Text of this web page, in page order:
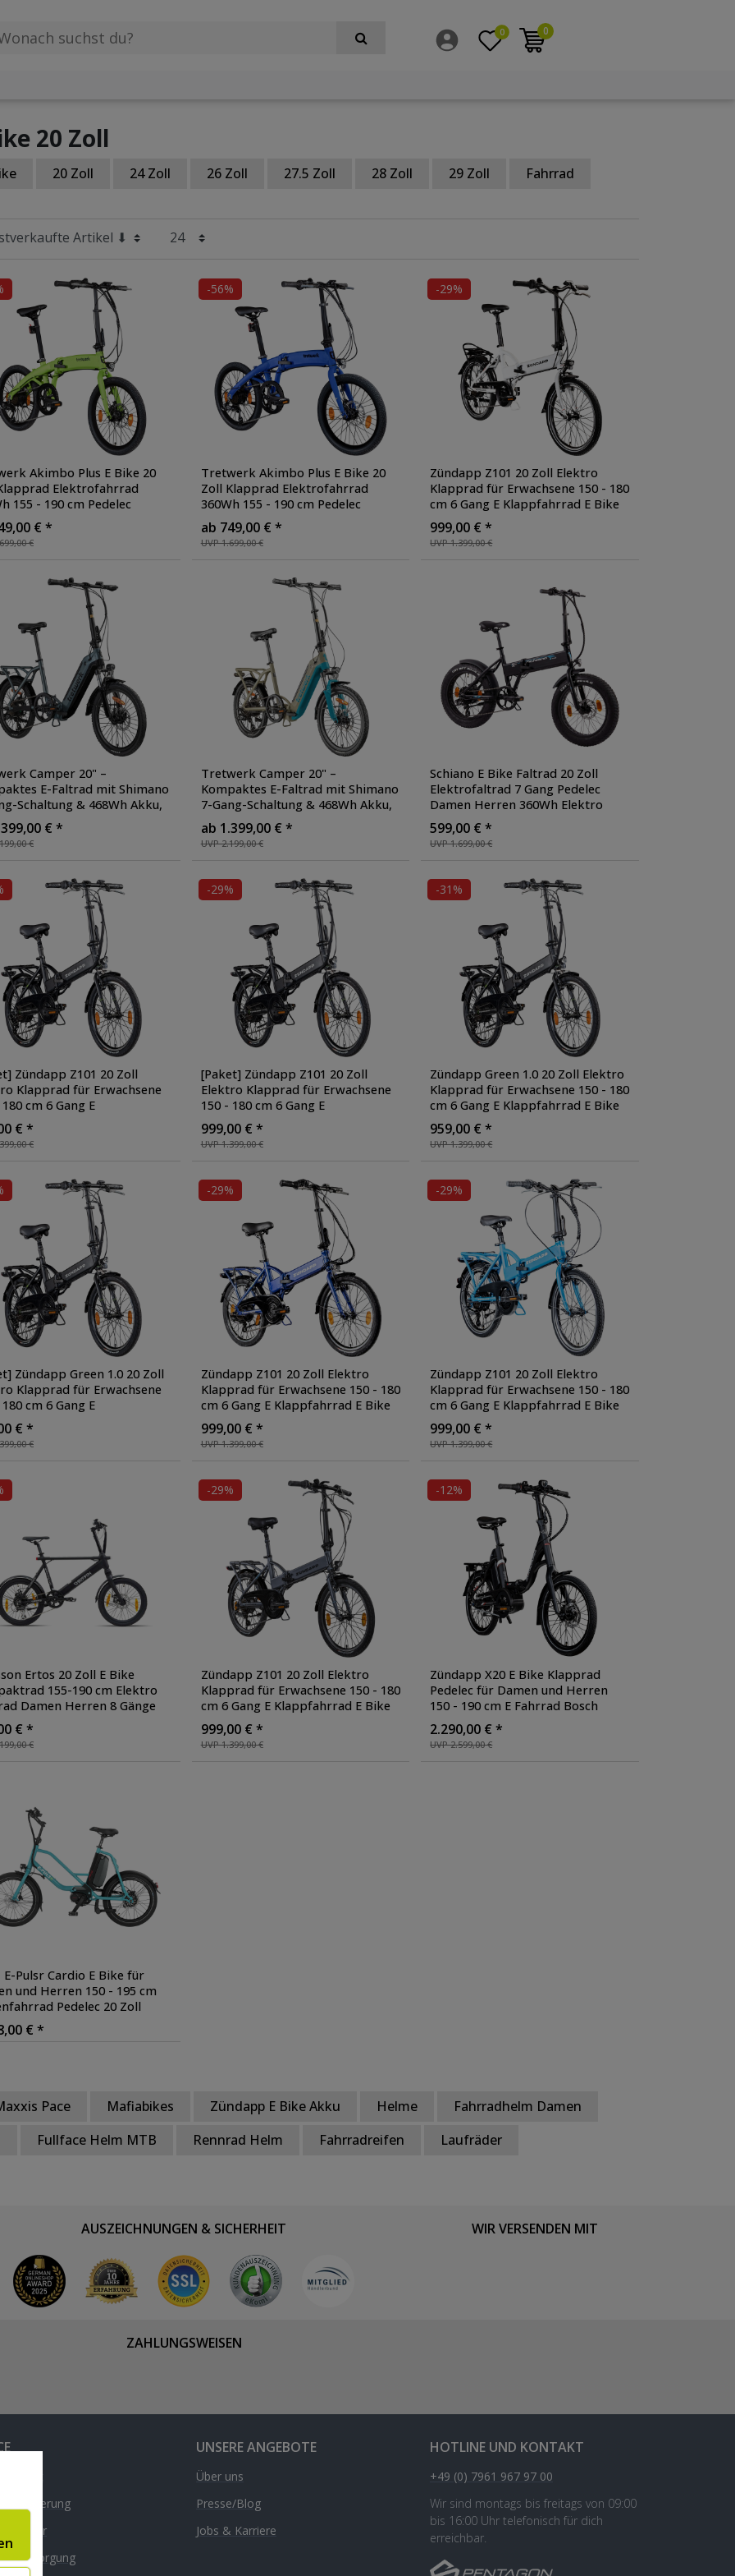
0 0
20 Zoll
20 Zoll 24 Zoll 26 Zoll 27.5 Zoll 28 Zoll 29 Zoll Fahrrad
Akimbo Plus E Bike 20
Elektrofahrrad
155 - 190 cm Pedelec
8 Gang
€
€ *
-56%
Tretwerk Akimbo Plus E Bike 20
Zoll Klapprad Elektrofahrrad
360Wh 155 - 190 cm Pedelec
Klappfahrrad 8 Gang
UVP 1.699,00 €
ab 749,00 € *
-29%
Zündapp Z101 20 Zoll Elektro
Klapprad für Erwachsene 150 - 180
cm 6 Gang E Klappfahrrad E Bike
Faltrad Pedelec StVZO
weiß
UVP 1.399,00 €
999,00 € *
Camper 20" –
E-Faltrad mit Shimano
Schaltung & 468Wh Akku,
grau
€
€ *
Tretwerk Camper 20" –
Kompaktes E-Faltrad mit Shimano
7-Gang-Schaltung & 468Wh Akku,
Farbe: beige/türkis
UVP 2.199,00 €
ab 1.399,00 € *
Schiano E Bike Faltrad 20 Zoll
Elektrofaltrad 7 Gang Pedelec
Damen Herren 360Wh Elektro
Fahrrad Fatbike
UVP 1.699,00 €
599,00 € *
Zündapp Z101 20 Zoll
Klapprad für Erwachsene
cm 6 Gang E
E Bike Faltrad
StVZO
€
€ *
-29%
[Paket] Zündapp Z101 20 Zoll
Elektro Klapprad für Erwachsene
150 - 180 cm 6 Gang E
Klappfahrrad E Bike Faltrad
Pedelec StVZO
matt
UVP 1.399,00 €
999,00 € *
-31%
Zündapp Green 1.0 20 Zoll Elektro
Klapprad für Erwachsene 150 - 180
cm 6 Gang E Klappfahrrad E Bike
Faltrad Pedelec StVZO
schwarz matt
UVP 1.399,00 €
959,00 € *
Zündapp Green 1.0 20 Zoll
Klapprad für Erwachsene
cm 6 Gang E
E Bike Faltrad
StVZO
€
€ *
-29%
Zündapp Z101 20 Zoll Elektro
Klapprad für Erwachsene 150 - 180
cm 6 Gang E Klappfahrrad E Bike
Faltrad Pedelec StVZO
UVP 1.399,00 €
999,00 € *
-29%
Zündapp Z101 20 Zoll Elektro
Klapprad für Erwachsene 150 - 180
cm 6 Gang E Klappfahrrad E Bike
Faltrad Pedelec StVZO
blau
UVP 1.399,00 €
999,00 € *
Ertos 20 Zoll E Bike
155-190 cm Elektro
Damen Herren 8 Gänge
Pedelec
€
€ *
-29%
Zündapp Z101 20 Zoll Elektro
Klapprad für Erwachsene 150 - 180
cm 6 Gang E Klappfahrrad E Bike
Faltrad Pedelec StVZO
silber
UVP 1.399,00 €
999,00 € *
-12%
Zündapp X20 E Bike Klapprad
Pedelec für Damen und Herren
150 - 190 cm E Fahrrad Bosch
Faltrad Tiefeinsteiger Urban Bike
Farbe: schwarz/rot
UVP 2.599,00 €
2.290,00 € *
Pulsr Cardio E Bike für
und Herren 150 - 195 cm
Pedelec 20 Zoll
Bike Zuladung 150 kg
türkis€ *
Pace Mafiabikes Zündapp E Bike Akku Helme
Fahrradhelm Damen
Fullface Helm MTB Rennrad Helm Fahrradreifen
Laufräder
AUSZEICHNUNGEN & SICHERHEIT WIR VERSENDEN MIT
ZAHLUNGSWEISEN
& Lieferung
Entsorgung
UNSERE ANGEBOTE
Über uns
Presse/Blog
Jobs & Karriere
HOTLINE UND KONTAKT
+49 (0) 7961 967 97 00
Wir sind montags bis freitags von 09:00
bis 16:00 Uhr telefonisch für dich
erreichbar.